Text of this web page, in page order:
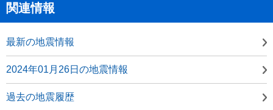
関連情報
最新の地震情報
2024年01月26日の地震情報
過去の地震履歴